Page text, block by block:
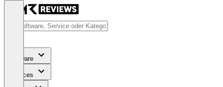
Software
Services